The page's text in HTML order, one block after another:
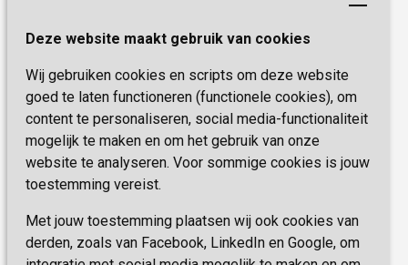
Deze website maakt gebruik van cookies
Wij gebruiken cookies en scripts om deze website
goed te laten functioneren (functionele cookies), om
content te personaliseren, social media-functionaliteit
mogelijk te maken en om het gebruik van onze
website te analyseren. Voor sommige cookies is jouw
toestemming vereist.
Met jouw toestemming plaatsen wij ook cookies van
derden, zoals van Facebook, LinkedIn en Google, om
Onze specialiteiten
Kwaliteit & Klantbeleving
Missie & Visie
Vastgoed
Innovatie
6419 PB Heerlen
Telefoon:0900 777 4 777
E-mail:zorgbemiddeling@sevagram.nl
Schrijf je nu in!
Blijf op de hoogte van de laatste activiteiten en
nieuwtjes met onze nieuwsbrief